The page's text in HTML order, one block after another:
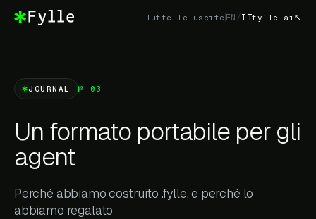
Tutte le uscite EN /ITfylle.ai
JOURNAL № 03
Un formato portabile per gli
agent
Perché abbiamo costruito .fylle, e perché lo
abbiamo regalato